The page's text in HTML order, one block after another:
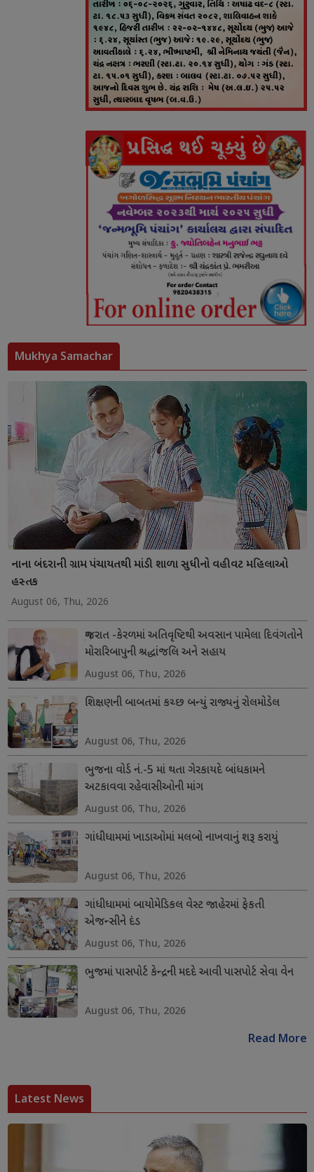
Mukhya Samachar
નાના બંદરાની ગ્રામ પંચાયતથી માંડી શાળા સુધીનો વહીવટ મહિલાઓ
હસ્તક
August 06, Thu, 2026
ગુજરાત -કેરળમાં અતિવૃષ્ટિથી અવસાન પામેલા દિવંગતોને
મોરારિબાપુની શ્રદ્ધાંજલિ અને સહાય
August 06, Thu, 2026
શિક્ષણની બાબતમાં કચ્છ બન્યું રાજ્યનું રોલમોડેલ
August 06, Thu, 2026
ભુજના વોર્ડ નં.-5 માં થતા ગેરકાયદે બાંધકામને
અટકાવવા રહેવાસીઓની માંગ
August 06, Thu, 2026
ગાંધીધામમાં ખાડાઓમાં મલબો નાખવાનું શરૂ કરાયું
August 06, Thu, 2026
ગાંધીધામમાં બાયોમેડિકલ વેસ્ટ જાહેરમાં ફેકતી
એજન્સીને દંડ
August 06, Thu, 2026
ભુજમાં પાસપોર્ટ કેન્દ્રની મદદે આવી પાસપોર્ટ સેવા વેન
August 06, Thu, 2026
Read More
Latest News